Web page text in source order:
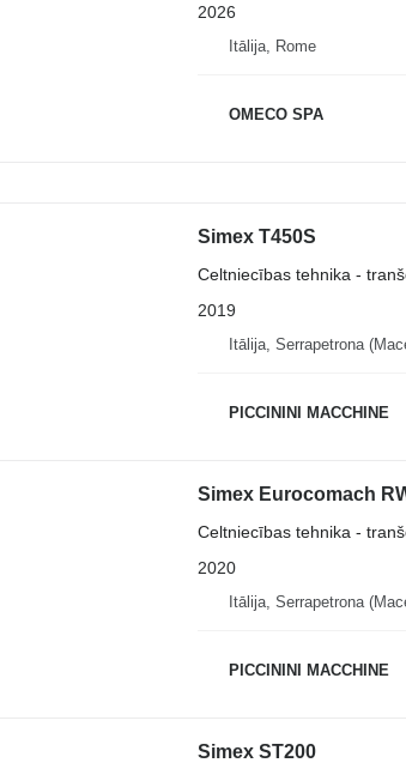
2026
Itālija, Rome
OMECO SPA
Simex T450S
Celtniecības tehnika -
2019
Itālija, Serrapetrona
PICCININI MACCHINE
Simex Eurocomach
Celtniecības tehnika -
2020
Itālija, Serrapetrona
PICCININI MACCHINE
Simex ST200